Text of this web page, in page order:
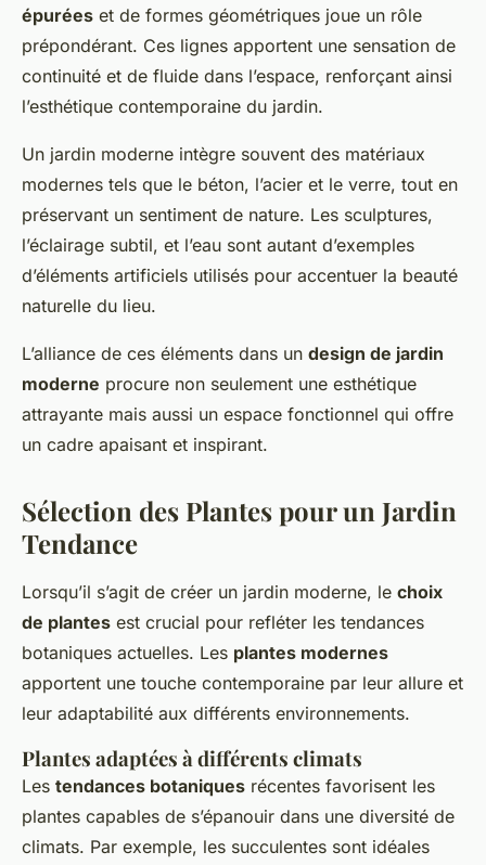
épurées et de formes géométriques joue un rôle
prépondérant. Ces lignes apportent une sensation de
continuité et de fluide dans l’espace, renforçant ainsi
l’esthétique contemporaine du jardin.
Un jardin moderne intègre souvent des matériaux
modernes tels que le béton, l’acier et le verre, tout en
préservant un sentiment de nature. Les sculptures,
l’éclairage subtil, et l’eau sont autant d’exemples
d’éléments artificiels utilisés pour accentuer la beauté
naturelle du lieu.
L’alliance de ces éléments dans un design de jardin
moderne procure non seulement une esthétique
attrayante mais aussi un espace fonctionnel qui offre
un cadre apaisant et inspirant.
Sélection des Plantes pour un Jardin
Tendance
Lorsqu’il s’agit de créer un jardin moderne, le choix
de plantes est crucial pour refléter les tendances
botaniques actuelles. Les plantes modernes
apportent une touche contemporaine par leur allure et
leur adaptabilité aux différents environnements.
Plantes adaptées à différents climats
Les tendances botaniques récentes favorisent les
plantes capables de s’épanouir dans une diversité de
climats. Par exemple, les succulentes sont idéales